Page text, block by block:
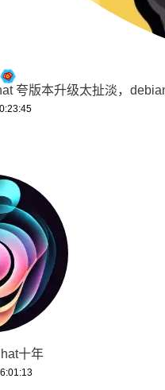
夸版本升级太扯淡，
十年